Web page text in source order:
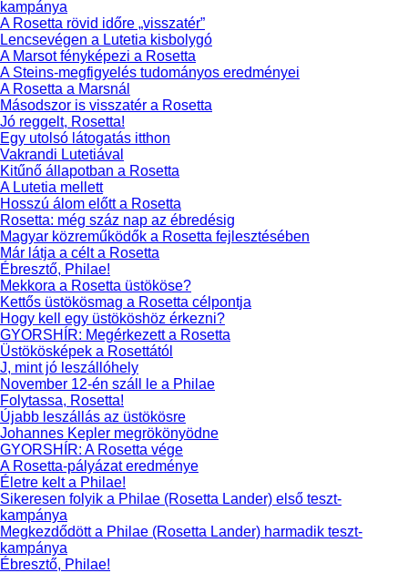
kampánya
A Rosetta rövid időre „visszatér”
Lencsevégen a Lutetia kisbolygó
A Marsot fényképezi a Rosetta
A Steins-megfigyelés tudományos eredményei
A Rosetta a Marsnál
Másodszor is visszatér a Rosetta
Jó reggelt, Rosetta!
Egy utolsó látogatás itthon
Vakrandi Lutetiával
Kitűnő állapotban a Rosetta
A Lutetia mellett
Hosszú álom előtt a Rosetta
Rosetta: még száz nap az ébredésig
Magyar közreműködők a Rosetta fejlesztésében
Már látja a célt a Rosetta
Ébresztő, Philae!
Mekkora a Rosetta üstököse?
Kettős üstökösmag a Rosetta célpontja
Hogy kell egy üstököshöz érkezni?
GYORSHÍR: Megérkezett a Rosetta
Üstökösképek a Rosettától
J, mint jó leszállóhely
November 12-én száll le a Philae
Folytassa, Rosetta!
Újabb leszállás az üstökösre
Johannes Kepler megrökönyödne
GYORSHÍR: A Rosetta vége
A Rosetta-pályázat eredménye
Életre kelt a Philae!
Sikeresen folyik a Philae (Rosetta Lander) első teszt-
kampánya
Megkezdődött a Philae (Rosetta Lander) harmadik teszt-
kampánya
Ébresztő, Philae!